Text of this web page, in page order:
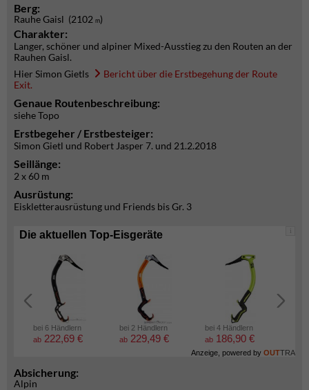
Berg:
Rauhe Gaisl (2102 m)
Charakter:
Langer, schöner und alpiner Mixed-Ausstieg zu den Routen an der
Rauhen Gaisl.
Hier Simon Gietls
Bericht über die Erstbegehung der Route
Exit.
Genaue Routenbeschreibung:
siehe Topo
Erstbegeher / Erstbesteiger:
Simon Gietl und Robert Jasper 7. und 21.2.2018
Seillänge:
2 x 60 m
Ausrüstung:
Eiskletterausrüstung und Friends bis Gr. 3
i
Die aktuellen Top-Eisgeräte
bei 6 Händlern
ab 222,69 €
bei 2 Händlern
ab 229,49 €
bei 4 Händlern
ab 186,90 €
Anzeige, powered by OUTTRA
Absicherung:
Alpin